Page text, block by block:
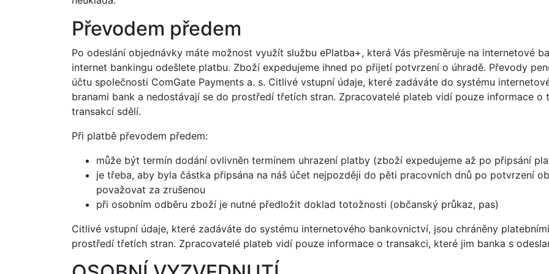
Převodem předem
Po odeslání objednávky máte možnost využít službu ePlatba+, která Vás přesměruje na internetové
internet bankingu odešlete platbu. Zboží expedujeme ihned po přijetí potvrzení o úhradě. Převody
účtu společnosti ComGate Payments a. s. Citlivé vstupní údaje, které zadáváte do systému
branami bank a nedostávají se do prostředí třetích stran. Zpracovatelé plateb vidí pouze informace o
transakcí sdělí.
Při platbě převodem předem:
může být termín dodání ovlivněn termínem uhrazení platby (zboží expedujeme až po připsání
je třeba, aby byla částka připsána na náš účet nejpozději do pěti pracovních dnů po potvrzení
považovat za zrušenou
při osobním odběru zboží je nutné předložit doklad totožnosti (občanský průkaz, pas)
Citlivé vstupní údaje, které zadáváte do systému internetového bankovnictví, jsou chráněny
prostředí třetích stran. Zpracovatelé plateb vidí pouze informace o transakci, které jim banka s